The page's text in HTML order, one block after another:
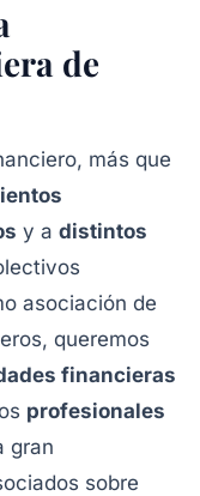
de
más que
y a distintos
asociación de
queremos
financieras
profesionales
gran
sobre